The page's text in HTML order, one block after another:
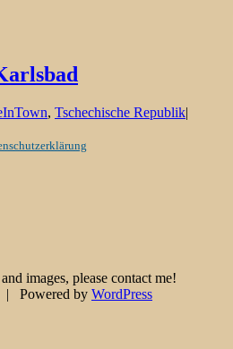
, Tschechische Republik|
images, please contact me!
| Powered by WordPress